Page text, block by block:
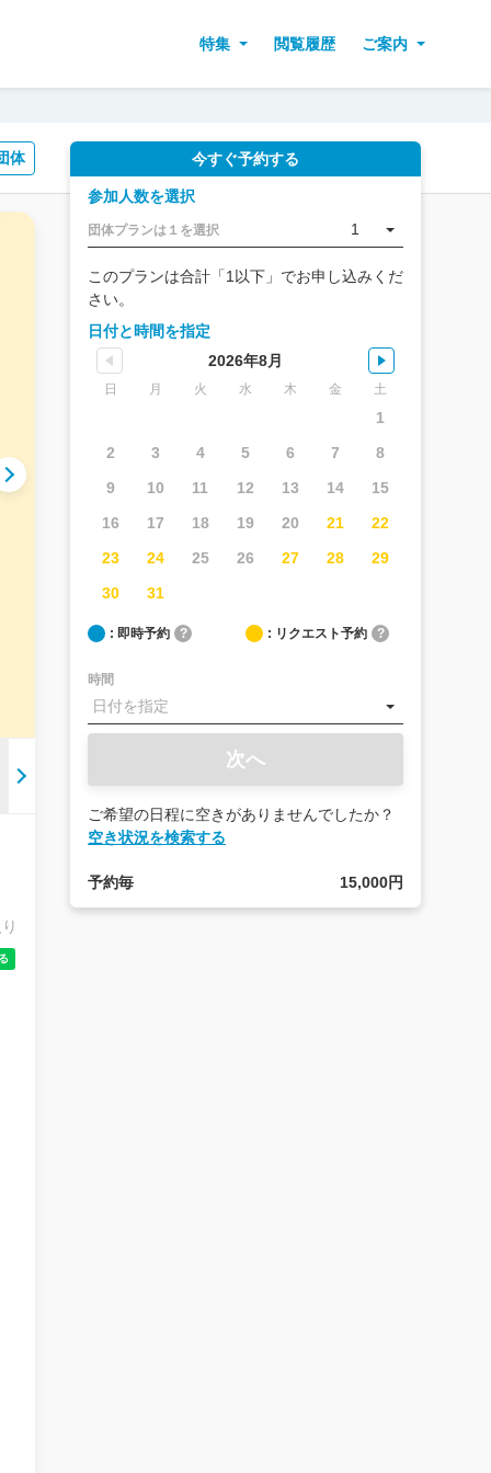
特集 閲覧履歴 ご案内
体 今すぐ予約する
参加人数を選択
団体プランは１を選択 1
このプランは合計「1以下」でお申し込みくだ
さい。
日付と時間を指定
2026年8月
日 月 火 水 木 金 土
1
2
3 4 5 6 7
8
9
10 11 12 13 14
15
16
17 18 19 20 21
22
23
24 25 26 27 28
29
30
31
: 即時予約 ? : リクエスト予約 ?
時間
次へ
ご希望の日程に空きがありませんでしたか？
空き状況を検索する
予約毎 15,000円